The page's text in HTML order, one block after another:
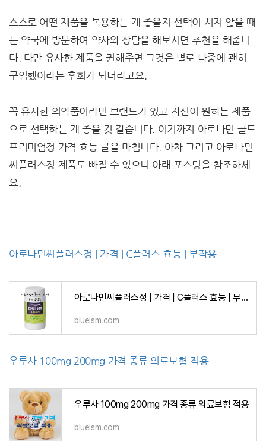
스스로 어떤 제품을 복용하는 게 좋을지 선택이 서지 않을 때
는 약국에 방문하여 약사와 상담을 해보시면 추천을 해줍니
다. 다만 유사한 제품을 권해주면 그것은 별로 나중에 괜히
구입했어라는 후회가 되더라고요.
꼭 유사한 의약품이라면 브랜드가 있고 자신이 원하는 제품
으로 선택하는 게 좋을 것 같습니다. 여기까지 아로나민 골드
프리미엄정 가격 효능 글을 마칩니다. 아차 그리고 아로나민
씨플러스정 제품도 빠질 수 없으니 아래 포스팅을 참조하세
요.
아로나민씨플러스정 | 가격 | C플러스 효능 | 부작용
아로나민씨플러스정 | 가격 | C플러스 효능 | 부작용
bluelsm.com
우루사 100mg 200mg 가격 종류 의료보험 적용
우루사 100mg 200mg 가격 종류 의료보험 적용
bluelsm.com